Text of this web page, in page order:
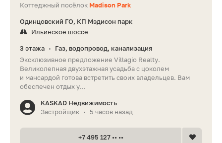
Коттеджный посёлок Madison Park
Одинцовский ГО, КП Мэдисон парк
Ильинское шоссе
3 этажа •
Газ, водопровод, канализация
Эксклюзивное предложение Villagio Realty.
Великолепная двухэтажная усадьба с цоколем
и мансардой готова встретить своих владельцев. Вам
обеспечен отдых у...
KASKAD Недвижимость
Застройщик • 5 часов назад
+7 495 127 •• ••